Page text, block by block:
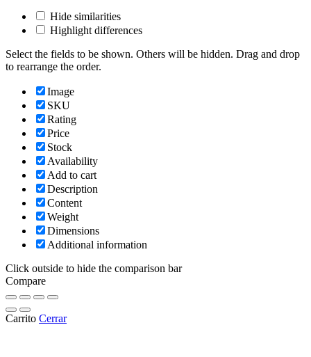
Hide similarities
Highlight differences
Select the fields to be shown. Others will be hidden. Drag and drop
to rearrange the order.
Image
SKU
Rating
Price
Stock
Availability
Add to cart
Description
Content
Weight
Dimensions
Additional information
Click outside to hide the comparison bar
Compare
Carrito Cerrar